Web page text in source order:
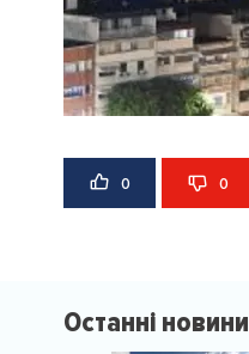
0 0
Останні новини